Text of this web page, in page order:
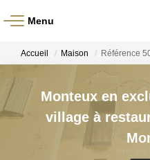
Menu
À
À
Accueil Maison Référence
Monteux en
village à